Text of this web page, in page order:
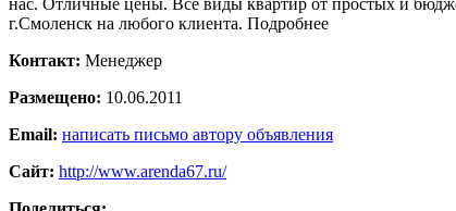
г.Смоленск на любого клиента. Подробнее
Контакт: Менеджер
Размещено: 10.06.2011
Email: написать письмо автору объявления
Сайт: http://www.arenda67.ru/